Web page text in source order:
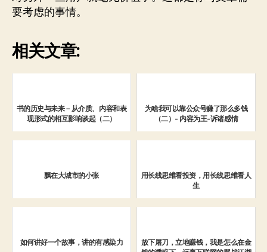
要考虑的事情。
相关文章:
书的历史与未来－从介质、内容和表
现形式的相互影响谈起（二）
为啥我可以靠公众号赚了那么多钱
（二）- 内容为王-诉诸感情
飘在大城市的小张
用长线思维看投资，用长线思维看人
生
如何讲好一个故事，讲的有感染力
放下屠刀，立地赚钱，我是怎么在金